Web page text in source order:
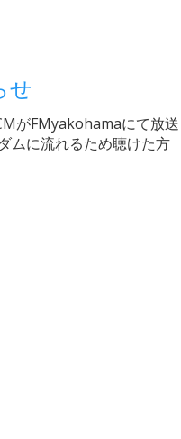
せ
がFMyakohamaにて放送
ムに流れるため聴けた方